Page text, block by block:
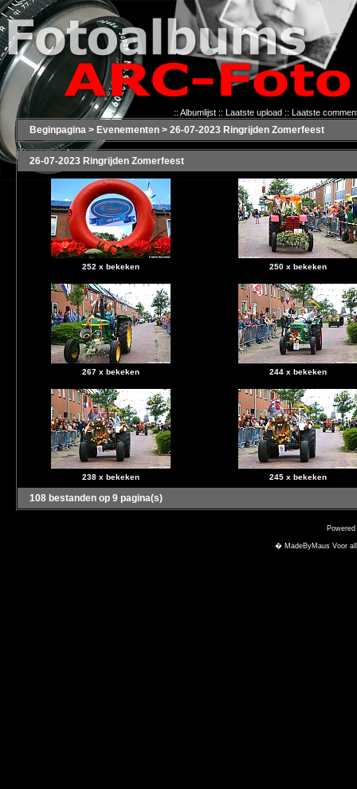
:: Albumlijst:: Laatste upload:: Laatste
Beginpagina > Evenementen > 26-07-2023 Ringrijden Zomerfeest
26-07-2023 Ringrijden Zomerfeest
252 x bekeken 250 x bekeken
267 x bekeken 244 x bekeken
238 x bekeken 245 x bekeken
108 bestanden op 9 pagina(s)
� MadeByMaus Voor